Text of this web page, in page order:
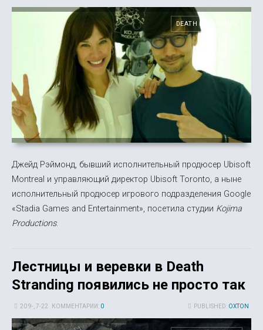
DEATH STRANDING
Джейд Рэймонд, бывший исполнительный продюсер Ubisoft
Montreal и управляющий директор Ubisoft Toronto, а ныне
исполнительный продюсер игрового подразделения Google
«Stadia Games and Entertainment», посетила студии Kojima
Productions.
Лестницы и веревки в Death
Stranding появились не просто так
PUBLISHED: OXTON
20 9-, 7-22 КОММЕНТАРИИ: 0